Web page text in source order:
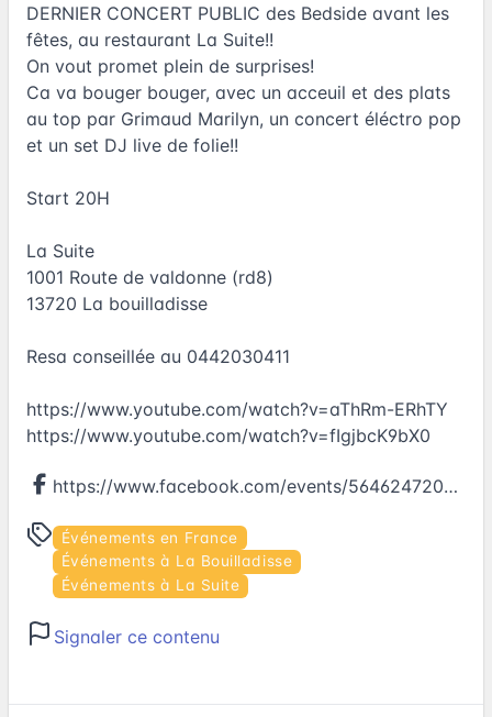
DERNIER CONCERT PUBLIC des Bedside avant les
fêtes, au restaurant La Suite!!
On vout promet plein de surprises!
Ca va bouger bouger, avec un acceuil et des plats
au top par Grimaud Marilyn, un concert éléctro pop
et un set DJ live de folie!!
Start 20H
La Suite
1001 Route de valdonne (rd8)
13720 La bouilladisse
Resa conseillée au 0442030411
https://www.youtube.com/watch?v=aThRm-ERhTY
https://www.youtube.com/watch?v=fIgjbcK9bX0
https://www.facebook.com/events/564624720403113
Événements en France
Événements à La Bouilladisse
Événements à La Suite
Signaler ce contenu